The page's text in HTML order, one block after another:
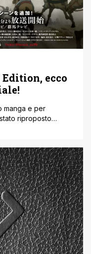
ecco
manga e per
riproposto
saranno presenti
prima pubblicazione.